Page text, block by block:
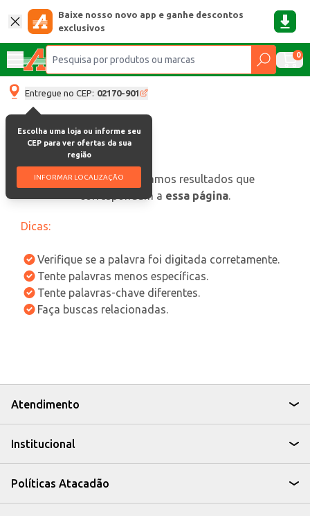
Baixe nosso novo app e ganhe descontos
exclusivos
0
Entregue no CEP: 02170-901
Escolha uma loja ou informe seu
CEP para ver ofertas da sua
região
INFORMAR LOCALIZAÇÃO
oops, não encontramos resultados que
correspondam a essa página.
Dicas:
Verifique se a palavra foi digitada corretamente.
Tente palavras menos específicas.
Tente palavras-chave diferentes.
Faça buscas relacionadas.
Atendimento
Institucional
Políticas Atacadão